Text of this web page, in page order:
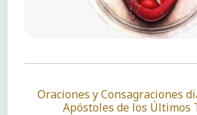
Oraciones y Consagraciones
Apóstoles de los Últimos